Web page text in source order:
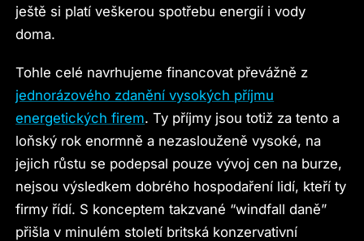
ještě si platí veškerou spotřebu energií i vody
doma.
Tohle celé navrhujeme financovat převážně z
jednorázového zdanění vysokých příjmu
energetických firem. Ty příjmy jsou totiž za tento a
loňský rok enormně a nezaslouženě vysoké, na
jejich růstu se podepsal pouze vývoj cen na burze,
nejsou výsledkem dobrého hospodaření lidí, kteří ty
firmy řídí. S konceptem takzvané “windfall daně”
přišla v minulém století britská konzervativní